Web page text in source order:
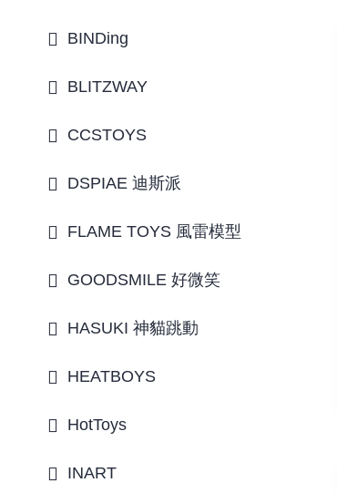
BINDing
BLITZWAY
CCSTOYS
DSPIAE 迪斯派
FLAME TOYS 風雷模型
GOODSMILE 好微笑
HASUKI 神貓跳動
HEATBOYS
HotToys
INART